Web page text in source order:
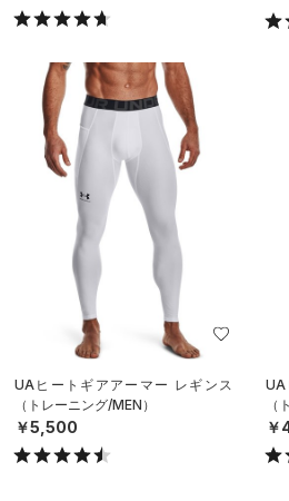
UAヒートギアアーマー レギンス
（トレーニング/MEN）
￥5,500
UA
（